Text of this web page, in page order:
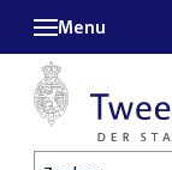
Menu